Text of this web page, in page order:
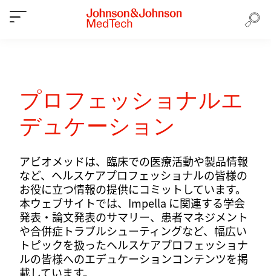
プロフェッショナルエ
デュケーション
アビオメッドは、臨床での医療活動や製品情報
など、ヘルスケアプロフェッショナルの皆様の
お役に立つ情報の提供にコミットしています。
本ウェブサイトでは、Impella に関連する学会
発表・論文発表のサマリー、患者マネジメント
や合併症トラブルシューティングなど、幅広い
トピックを扱ったヘルスケアプロフェッショナ
ルの皆様へのエデュケーションコンテンツを掲
載しています。